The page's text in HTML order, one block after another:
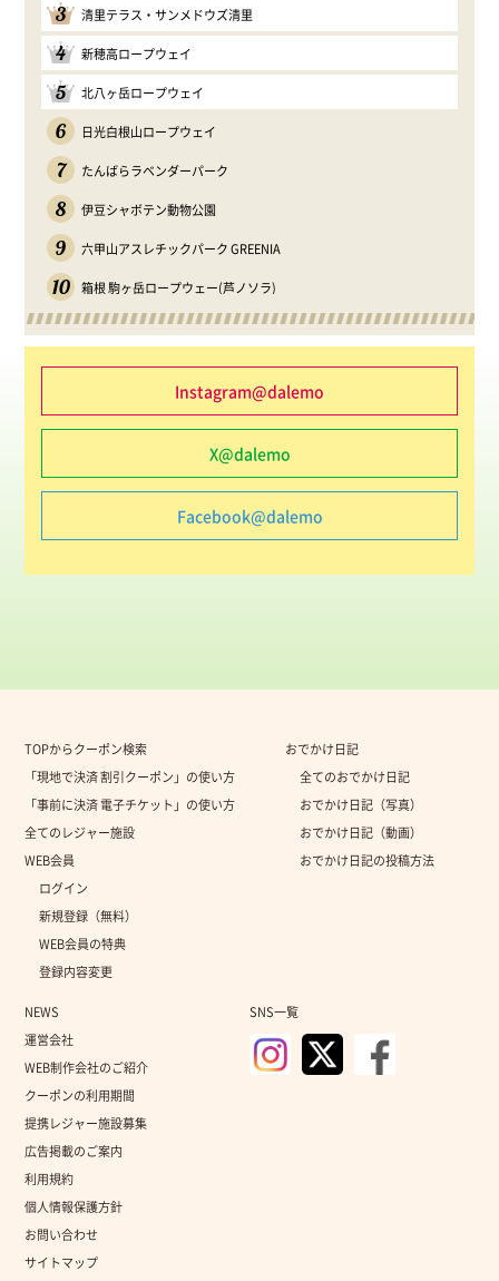
3 清里テラス・サンメドウズ清里
4 新穂高ロープウェイ
5 北八ヶ岳ロープウェイ
6 日光白根山ロープウェイ
7 たんばらラベンダーパーク
8 伊豆シャボテン動物公園
9 六甲山アスレチックパーク GREENIA
10 箱根 駒ヶ岳ロープウェー(芦ノソラ)
Instagram@dalemo
X@dalemo
Facebook@dalemo
TOPからクーポン検索
「現地で決済 割引クーポン」の使い方
「事前に決済 電子チケット」の使い方
全てのレジャー施設
WEB会員
ログイン
新規登録（無料）
WEB会員の特典
登録内容変更
おでかけ日記
全てのおでかけ日記
おでかけ日記（写真）
おでかけ日記（動画）
おでかけ日記の投稿方法
NEWS
運営会社
WEB制作会社のご紹介
クーポンの利用期間
提携レジャー施設募集
広告掲載のご案内
利用規約
個人情報保護方針
お問い合わせ
サイトマップ
SNS一覧